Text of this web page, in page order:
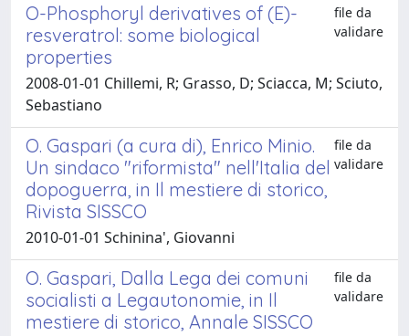
O-Phosphoryl derivatives of (E)-
resveratrol: some biological
properties
file da
validare
2008-01-01 Chillemi, R; Grasso, D; Sciacca, M; Sciuto,
Sebastiano
O. Gaspari (a cura di), Enrico Minio.
Un sindaco "riformista" nell'Italia del
dopoguerra, in Il mestiere di storico,
Rivista SISSCO
file da
validare
2010-01-01 Schinina', Giovanni
O. Gaspari, Dalla Lega dei comuni
socialisti a Legautonomie, in Il
mestiere di storico, Annale SISSCO
file da
validare